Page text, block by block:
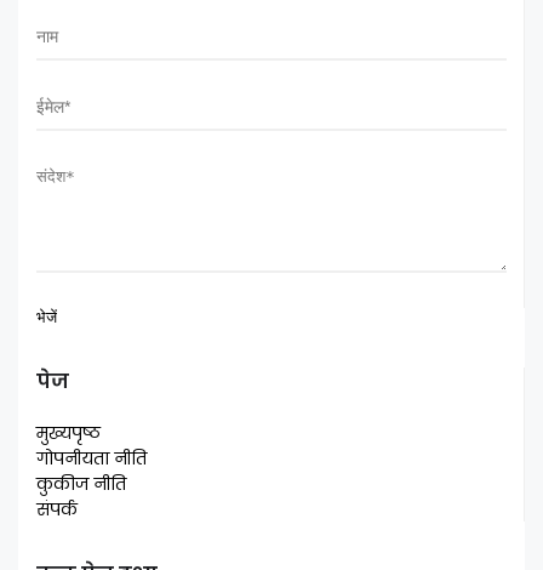
पेज
मुख्यपृष्ठ
गोपनीयता नीति
कुकीज नीति
संपर्क